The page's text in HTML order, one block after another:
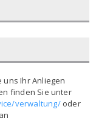
Ihr Anliegen
finden Sie unter
verwaltung/oder